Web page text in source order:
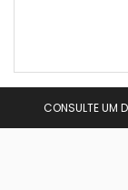
CONSULTE UM